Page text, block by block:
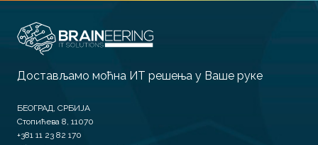
Достављамо моћна ИТ решења у Ваше руке
БЕОГРАД, СРБИЈА
Стопићева 8, 11070
+381 11 23 82 170